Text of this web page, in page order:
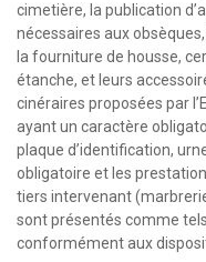
cimetière, la publication
nécessaires aux
la fourniture de housse,
étanche, et leurs
cinéraires proposées par
ayant un caractère
plaque d’identification,
obligatoire et les
tiers intervenant
sont présentés comme
conformément aux